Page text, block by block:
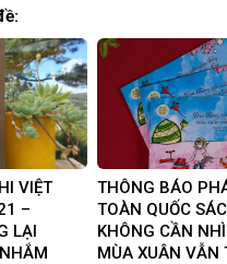
VIỆT
–
LẠI
THÔNG BÁO
TOÀN QUỐC
KHÔNG CẦN
MÙA XUÂN VẪN